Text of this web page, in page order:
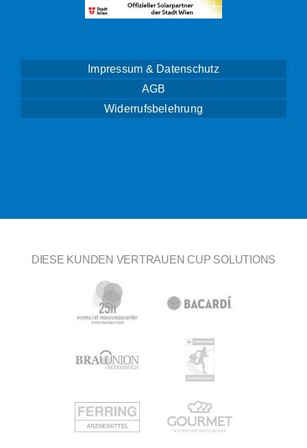
Impressum & Datenschutz
AGB
Widerrufsbelehrung
DIESE KUNDEN VERTRAUEN CUP SOLUTIONS